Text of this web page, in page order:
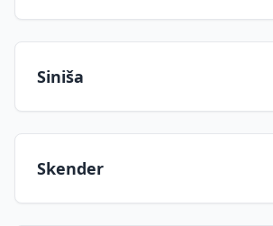
Siniša
Skender